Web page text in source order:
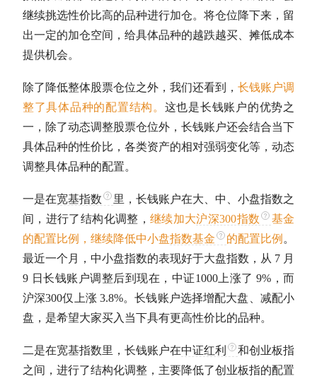
继续挑选性价比高的品种进行加仓。将仓位降下来，留
出一定的加仓空间，给具体品种的越跌越买、摊低成本
提供机会。
除了降低整体股票仓位之外，我们还看到， 长钱账户调
整了具体品种的配置结构。 这也是长钱账户的优势之
一，除了动态调整股票仓位外，长钱账户还会结合当下
具体品种的性价比，各类资产的相对强弱变化等，动态
调整具体品种的配置。
一是在宽基指数
里，长钱账户在大、中、小盘指数之
间，进行了结构化调整， 继续加大沪深300指数
基金
的配置比例，继续降低中小盘指数基金 的配置比例 。
最近一个月，中小盘指数的表现好于大盘指数，从 7 月
9 日长钱账户调整后到现在， 中证1000上涨了 9%，而
沪深300仅上涨 3.8%。长钱账户选择增配大盘、减配小
盘，是希望大家买入当下具有更高性价比的品种。
二是在宽基指数里，长钱账户在中证红利 和创业板指
之间，进行了结构化调整，主要降低了创业板指的配置